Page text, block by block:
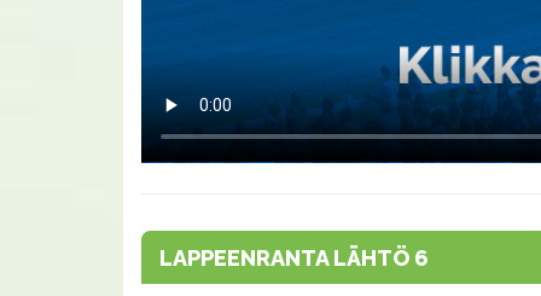
LAPPEENRANTA LÄHTÖ 6